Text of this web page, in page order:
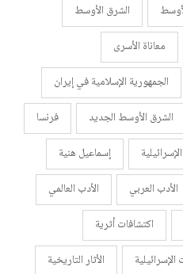
الشرق الأوسط
معاناة الأسرى
الجمهورية الإسلامية في إيران
الشرق الأوسط الجديد
فرنسا
إسماعيل هنية
الأدب العربي
الأدب العالمي
اكتشافات أثرية
الإسرائيلية
الأثار التاريخية